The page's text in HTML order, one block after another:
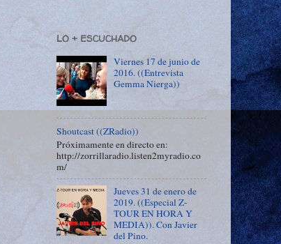
LO + ESCUCHADO
Viernes 17 de junio de
2016. ((Entrevista
Gemma Nierga))
Shoutcast ((ZRadio))
Próximamente en directo en:
http://zorrillaradio.listen2myradio.co
m/
Jueves 31 de enero de
2019. ((Especial Z-
TOUR EN HORA Y
MEDIA)). Con Javier
del Pino.